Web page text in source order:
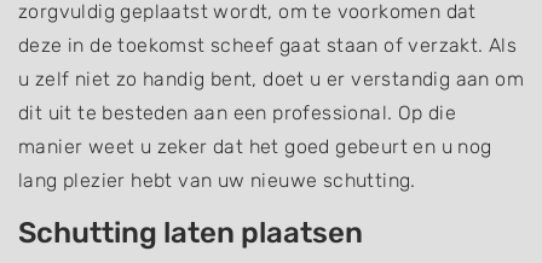
zorgvuldig geplaatst wordt, om te voorkomen dat
deze in de toekomst scheef gaat staan of verzakt. Als
u zelf niet zo handig bent, doet u er verstandig aan om
dit uit te besteden aan een professional. Op die
manier weet u zeker dat het goed gebeurt en u nog
lang plezier hebt van uw nieuwe schutting.
Schutting laten plaatsen